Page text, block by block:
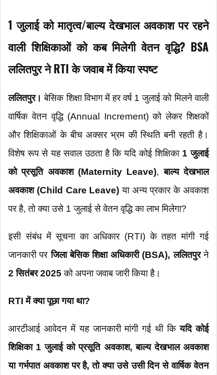
1 जुलाई को मातृत्व/बाल्य देखभाल अवकाश पर रहने
वाली शिक्षिकाओं को कब मिलेगी वेतन वृद्धि? BSA
ललितपुर ने RTI के जवाब में किया स्पष्ट
ललितपुर। बेसिक शिक्षा विभाग में हर वर्ष 1 जुलाई को मिलने वाली
वार्षिक वेतन वृद्धि (Annual Increment) को लेकर शिक्षकों
और शिक्षिकाओं के बीच अक्सर भ्रम की स्थिति बनी रहती है।
विशेष रूप से यह सवाल उठता है कि यदि कोई शिक्षिका 1 जुलाई
को प्रसूति अवकाश (Maternity Leave),बाल्य देखभाल
अवकाश (Child Care Leave) या अन्य प्रकार के अवकाश
पर है, तो क्या उसे 1 जुलाई से वेतन वृद्धि का लाभ मिलेगा?
इसी संबंध में सूचना का अधिकार (RTI) के तहत मांगी गई
जानकारी परजिला बेसिक शिक्षा अधिकारी (BSA), ललितपुरने
2 सितंबर 2025 को अपना जवाब जारी किया है।
RTI में क्या पूछा गया था?
आरटीआई आवेदन में यह जानकारी मांगी गई थी कियदि कोई
शिक्षिका 1 जुलाई को प्रसूति अवकाश, बाल्य देखभाल अवकाश
या गर्भपात अवकाश पर है, तो क्या उसे उसी दिन से वार्षिक वेतन